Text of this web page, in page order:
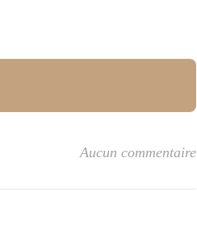
Aucun commentaire